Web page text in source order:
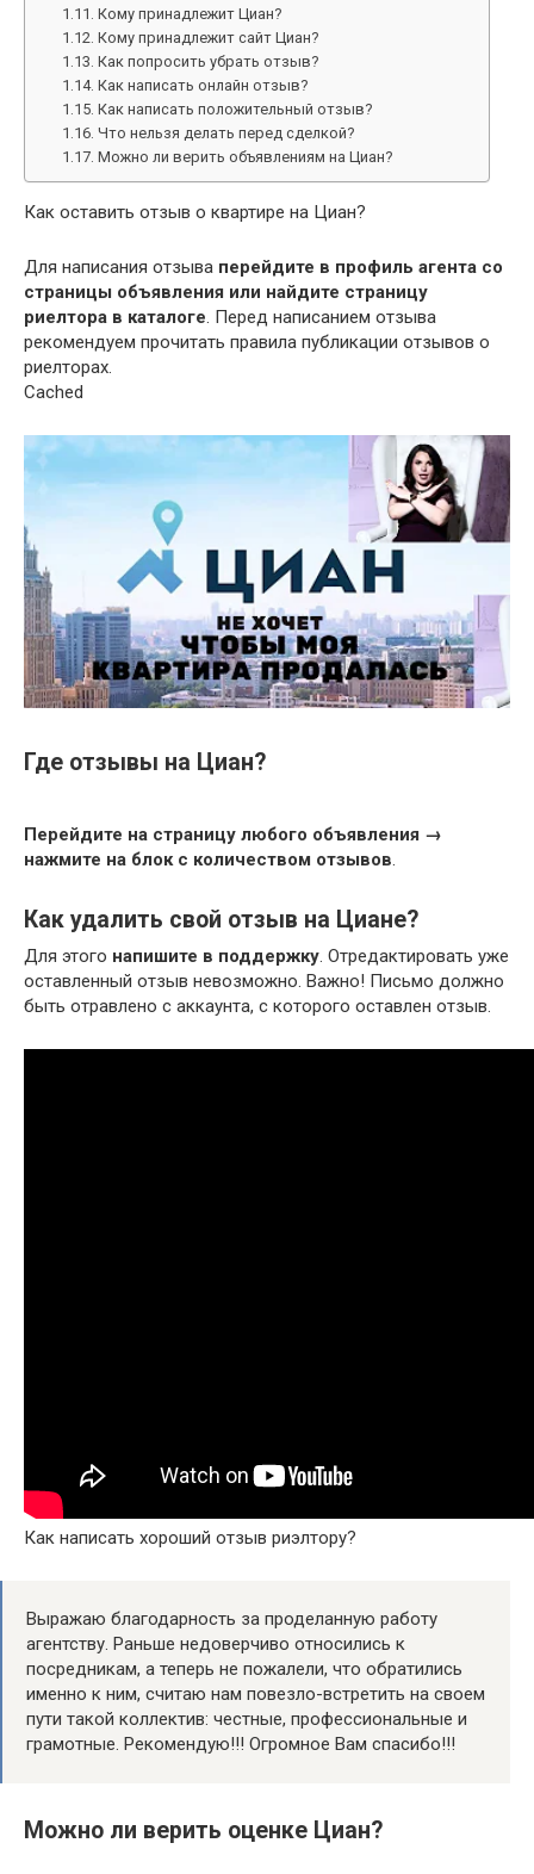
Кому принадлежит Циан?
Кому принадлежит сайт Циан?
Как попросить убрать отзыв?
Как написать онлайн отзыв?
Как написать положительный отзыв?
Что нельзя делать перед сделкой?
Можно ли верить объявлениям на Циан?
Как оставить отзыв о квартире на Циан?
Для написания отзыва перейдите в профиль агента со
страницы объявления или найдите страницу
риелтора в каталоге. Перед написанием отзыва
рекомендуем прочитать правила публикации отзывов о
риелторах.
Cached
Где отзывы на Циан?
Перейдите на страницу любого объявления →
нажмите на блок с количеством отзывов.
Как удалить свой отзыв на Циане?
Для этого напишите в поддержку. Отредактировать уже
оставленный отзыв невозможно. Важно! Письмо должно
быть отравлено с аккаунта, с которого оставлен отзыв.
Как написать хороший отзыв риэлтору?
Выражаю благодарность за проделанную работу
агентству. Раньше недоверчиво относились к
посредникам, а теперь не пожалели, что обратились
именно к ним, считаю нам повезло-встретить на своем
пути такой коллектив: честные, профессиональные и
грамотные. Рекомендую!!! Огромное Вам спасибо!!!
Можно ли верить оценке Циан?